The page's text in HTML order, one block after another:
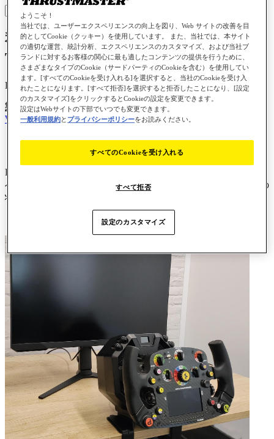
私のFerrari SF-25 / Ferrari SF1000が
T598で逆さまになります
KB 1884 - JA - 2026-03-05
製品：Formula Wheel Add-On Ferrari SF-25 Edition
Wheel Add-On Ferrari SF1000 Edition
Ferrari SF-25 / Ferrari SF1000を
ベースの電源がオフの間はステアリングホイールが逆さまの
状態になります。
ようこそ！
当社では、ユーザーエクスペリエンスの向上を図り、Web サイトの改善を目
的としてCookie（クッキー）を使用しています。 また、当社では、本サイト
の適切な運営、統計分析、エクスペリエンスのカスタマイズ、および当社ブ
ランドに対するお客様の関心に最も適したコンテンツの提供を行うために、
さまざまなタイプのCookie（サードパーティのCookieを含む）を使用してい
ます。[すべてのCookieを受け入れる]を選択すると、当社のCookieを受け入
れたことになります。[すべて拒否]を選択すると拒否したことになり、[設定
のカスタマイズ]をクリックするとCookieの設定を変更できます。
設定はWebサイトの下部でいつでも変更できます。
一般利用規約と プライバシーポリシーをお読みください。
すべて拒否
すべてのCookieを受け入れる
設定のカスタマイズ